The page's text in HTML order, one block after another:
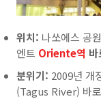
위치: 나쏘에스 공
엔트 Oriente역
분위기: 2009년 개
(Tagus River) 바